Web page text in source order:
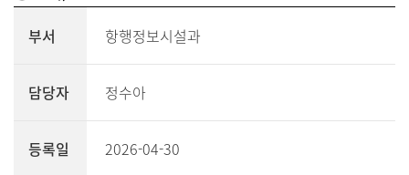
부서 항행정보시설과
담당자 정수아
등록일 2026-04-30